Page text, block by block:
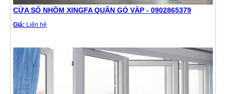
CỬA SỔ NHÔM XINGFA QUẬN GÒ VẤP - 0902865379
Giá: Liên hệ